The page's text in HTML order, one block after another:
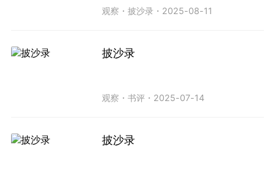
观察 ・披沙录 ・ 2025-08-11
披沙录
观察 ・书评 ・ 2025-07-14
披沙录